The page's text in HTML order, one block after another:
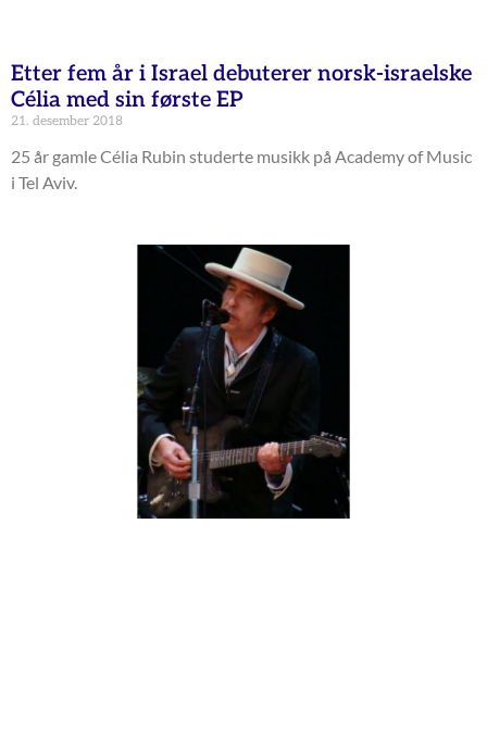
Etter fem år i Israel debuterer norsk-israelske
Célia med sin første EP
21. desember 2018
25 år gamle Célia Rubin studerte musikk på Academy of Music
i Tel Aviv.